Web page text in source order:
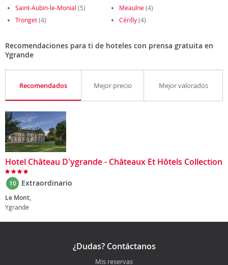
Saint-Aubin-le-Monial (5) Meaulne(4)
Tronget(4) Cérilly(4)
Recomendaciones para ti de hoteles con prensa gratuita en
Ygrande
Recomendados Mejor precio Mejor valorados
Hotel Château D'ygrande - Châteaux Et Hôtels Collection
10 Extraordinario
Le Mont,
Ygrande
¿Dudas? Contáctanos
Mis reservas